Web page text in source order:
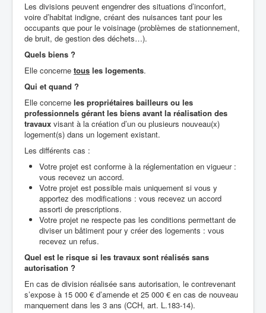
Les divisions peuvent engendrer des situations d’inconfort,
voire d’habitat indigne, créant des nuisances tant pour les
occupants que pour le voisinage (problèmes de stationnement,
de bruit, de gestion des déchets…).
Quels biens ?
Elle concerne tous les logements.
Qui et quand ?
Elle concerne les propriétaires bailleurs ou les
professionnels gérant les biens avant la réalisation des
travaux visant à la création d’un ou plusieurs nouveau(x)
logement(s) dans un logement existant.
Les différents cas :
Votre projet est conforme à la réglementation en vigueur :
vous recevez un accord.
Votre projet est possible mais uniquement si vous y
apportez des modifications : vous recevez un accord
assorti de prescriptions.
Votre projet ne respecte pas les conditions permettant de
diviser un bâtiment pour y créer des logements : vous
recevez un refus.
Quel est le risque si les travaux sont réalisés sans
autorisation ?
En cas de division réalisée sans autorisation, le contrevenant
s’expose à 15 000 € d’amende et 25 000 € en cas de nouveau
manquement dans les 3 ans (CCH, art. L.183-14).